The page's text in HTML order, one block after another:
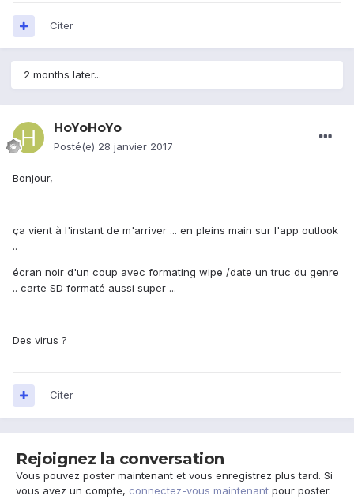
Citer
2 months later...
HoYoHoYo
Posté(e) 28 janvier 2017
Bonjour,
ça vient à l'instant de m'arriver ... en pleins main sur l'app outlook
..
écran noir d'un coup avec formating wipe /date un truc du genre
.. carte SD formaté aussi super ...
Des virus ?
Citer
Rejoignez la conversation
Vous pouvez poster maintenant et vous enregistrez plus tard. Si
vous avez un compte, connectez-vous maintenant pour poster.